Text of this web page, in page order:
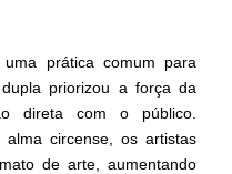
prática comum para
priorizou a força da
direta com o público.
circense, os artistas
de arte, aumentando